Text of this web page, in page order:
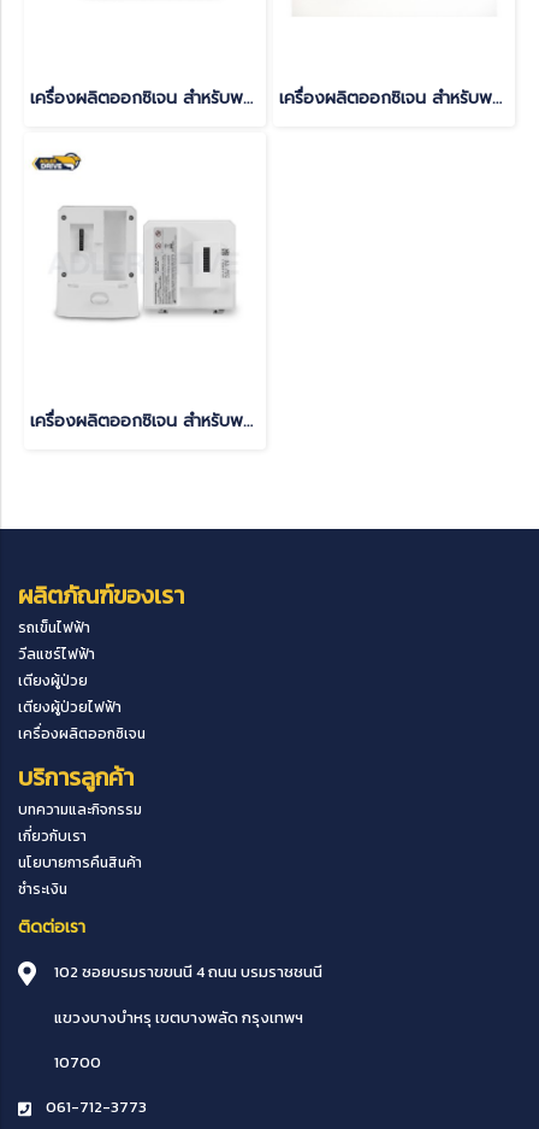
เครื่องผลิตออกซิเจน สำหรับพกพา อเมริกา Devilbiss(copy)(copy) เครื่องผลิตออกซิเจน สำหรับพกพา อเมริกา Devilbiss(copy)(copy)(copy)
เครื่องผลิตออกซิเจน สำหรับพกพา อเมริกา Devilbiss(copy)(copy)(copy)
ผลิตภัณฑ์ของเรา
รถเข็นไฟฟ้า
วีลแชร์ไฟฟ้า
เตียงผู้ป่วย
เตียงผู้ป่วยไฟฟ้า
เครื่องผลิตออกซิเจน
บริการลูกค้า
บทความและกิจกรรม
เกี่ยวกับเรา
นโยบายการคืนสินค้า
ชำระเงิน
ติดต่อเรา
102 ซอยบรมราขขนนี 4 ถนน บรมราชชนนี
แขวงบางบำหรุ เขตบางพลัดกรุงเทพฯ
10700
061-712-3773